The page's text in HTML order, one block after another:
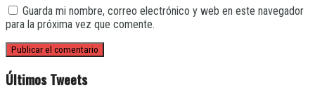
Guarda mi nombre, correo electrónico y web en este navegador
para la próxima vez que comente.
Últimos Tweets